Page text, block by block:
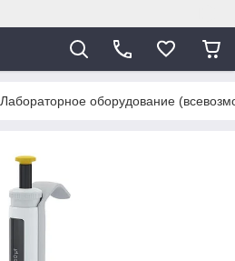
Лабораторное оборудование